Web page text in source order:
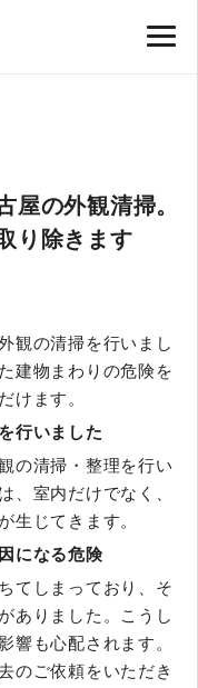
屋の外観清掃。
り除きます
観の清掃を行いまし
建物まわりの危険を
けます。
行いました
の清掃・整理を行い
、室内だけでなく、
生じてきます。
になる危険
てしまっており、そ
ありました。こうし
響も心配されます。
のご依頼をいただき